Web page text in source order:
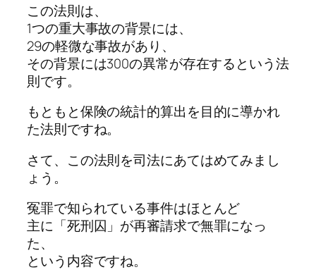
この法則は、
1つの重大事故の背景には、
29の軽微な事故があり、
その背景には300の異常が存在するという法
則です。
もともと保険の統計的算出を目的に導かれ
た法則ですね。
さて、この法則を司法にあてはめてみまし
ょう。
冤罪で知られている事件はほとんど
主に「死刑囚」が再審請求で無罪になっ
た、
という内容ですね。